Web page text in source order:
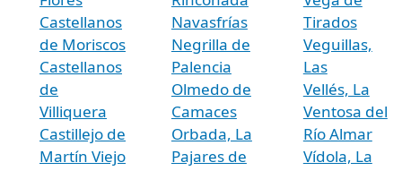
Castellanos
de Moriscos
Castellanos
de
Villiquera
Castillejo de
Martín Viejo
Navasfrías
Negrilla de
Palencia
Olmedo de
Camaces
Orbada, La
Pajares de
Tirados
Veguillas,
Las
Vellés, La
Ventosa del
Río Almar
Vídola, La